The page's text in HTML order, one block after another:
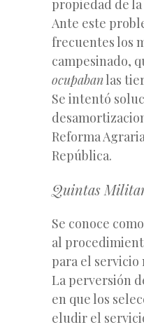
propiedad de
Ante este
frecuentes los
campesinado,
ocupabanlas
Se intentó
Reforma
República.
Quintas
Se conoce
al
para el
La perversión
en que los
eludir el